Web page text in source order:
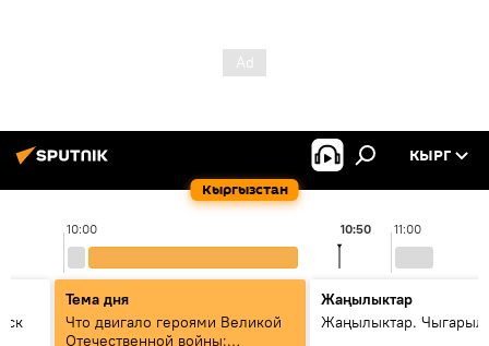
Кыргызстан
КЫРГ
10:00 11:00
10:50
Тема дня
Что двигало героями Великой
Отечественной войны:
Жаңылыктар
Жаңылыктар.